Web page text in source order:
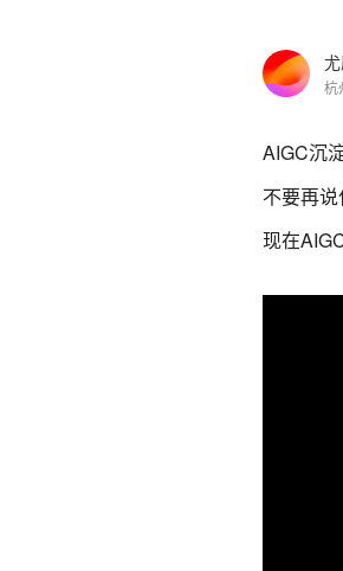
杭
AIGC沉
不要再
现在